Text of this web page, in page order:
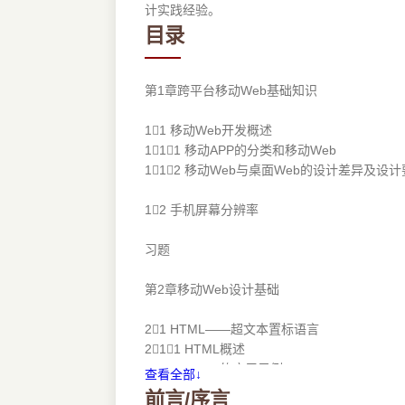
计实践经验。
目录
第1章跨平台移动Web基础知识
11 移动Web开发概述
111 移动APP的分类和移动Web
112 移动Web与桌面Web的设计差异及设计
12 手机屏幕分辨率
习题
第2章移动Web设计基础
21 HTML——超文本置标语言
211 HTML概述
212 HTML的应用示例
查看全部↓
前言/序言